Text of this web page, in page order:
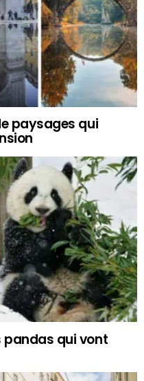
paysages qui
pandas qui vont